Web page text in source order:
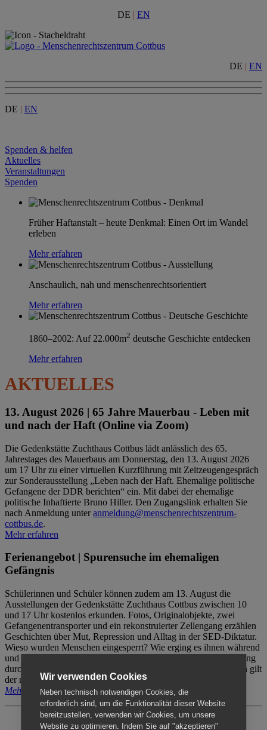
DE | EN
DE | EN
DE | EN
Spenden & helfen
Aktuelles
Veranstaltungen
Spenden
Früher Haftanstalt – heute Denkmal: Einen Ort im Wandel
erleben
Mehr erfahren
Anschaulich, nah und menschenrechtsorientiert
Mehr erfahren
1860–2002: Auf 22.000m2 deutsche Geschichte entdecken
Mehr erfahren
AKTUELLES
13. August 2026 | 65 Jahre Mauerbau - Leben mit
und nach der Haft (Online via Zoom)
Die Gedenkstätte Zuchthaus Cottbus lädt anlässlich des 65.
Jahrestages des Mauerbaus am Donnerstag, den 13. August 2026
um 17 Uhr zu einer virtuellen Kurzführung mit Zeitzeugengespräch
zur Sonderausstellung „Leben nach der Haft. Ehemalige politische
Gefangene der DDR berichten“ ein. Mit dabei der ehemalige
politische Inhaftierte Bruno Hiller. Den Zugangslink erhalten Sie
nach Anmeldung unteranmeldung@menschenrechtszentrum-
cottbus.de.
Mehr erfahren
Ferienangebot | Spurensuche im ehemaligen
Gefängnis
Schülerinnen und Schüler können zudem am 13. August die
Ausstellungen der Gedenkstätte Zuchthaus Cottbus zwischen 10
und 17 Uhr kostenlos erkunden. Fotos, Originalobjekte, zwei
Gefangenentransporter und ein rekonstruierter Zellengang erzählen
Geschichten über Mut, Repression und Alltag in der SED-Diktatur.
Wieso wurden Menschen eingesperrt? Wie erging es ihnen während
und nach der Haft? Der Besuch erfolgt individuell ohne Betreuung
durch das Menschenrechtszentrum Cottbus. Für Begleitpersonen gilt
der reguläre Eintritt (8€ / ermäßigt 5€).
Mehr erfahren
Wir verwenden Cookies
Neben technisch notwendigen Cookies, die
erforderlich sind, um die Funktionalität dieser Website
bereitzustellen, verwenden wir Cookies, um unsere
Website zu optimieren. Indem Sie auf "akzeptieren"